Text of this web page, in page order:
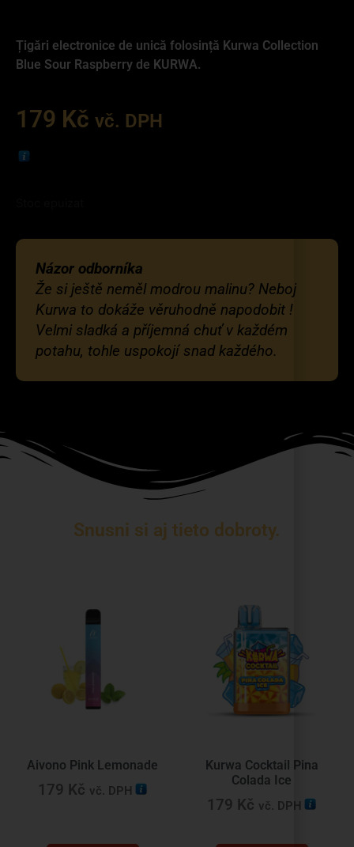
Țigări electronice de unică folosință Kurwa Collection
Blue Sour Raspberry de KURWA.
179 Kč vč. DPH
Názor odborníka
Že si ještě neměl modrou malinu? Neboj
Kurwa to dokáže věruhodně napodobit !
Velmi sladká a příjemná chuť v každém
potahu, tohle uspokojí snad každého.
Snusni si aj tieto dobroty.
Aivono Pink Lemonade
179 Kč vč. DPH
Kurwa Cocktail Pina
Colada Ice
179 Kč vč. DPH